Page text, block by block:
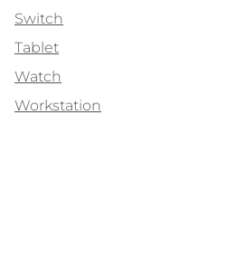
Switch
Tablet
Watch
Workstation